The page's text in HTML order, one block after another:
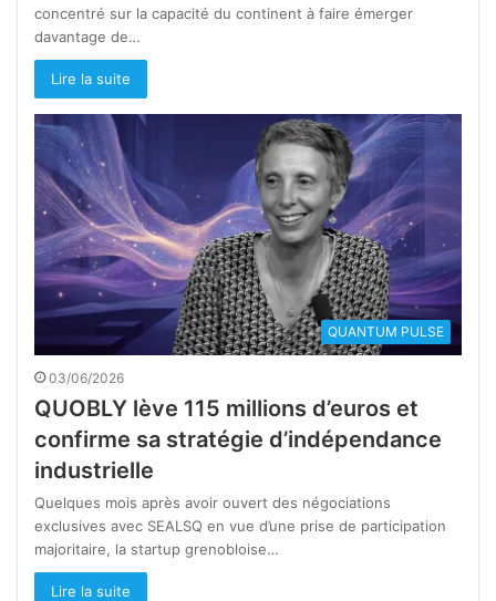
concentré sur la capacité du continent à faire émerger
davantage de…
Lire la suite
QUANTUM PULSE
03/06/2026
QUOBLY lève 115 millions d’euros et
confirme sa stratégie d’indépendance
industrielle
Quelques mois après avoir ouvert des négociations
exclusives avec SEALSQ en vue d’une prise de participation
majoritaire, la startup grenobloise…
Lire la suite